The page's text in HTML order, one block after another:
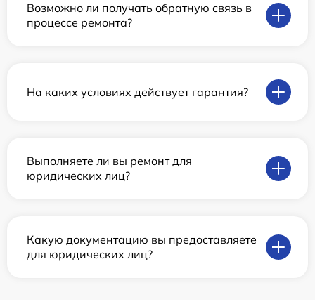
Возможно ли получать обратную связь в
процессе ремонта?
На каких условиях действует гарантия?
Выполняете ли вы ремонт для
юридических лиц?
Какую документацию вы предоставляете
для юридических лиц?